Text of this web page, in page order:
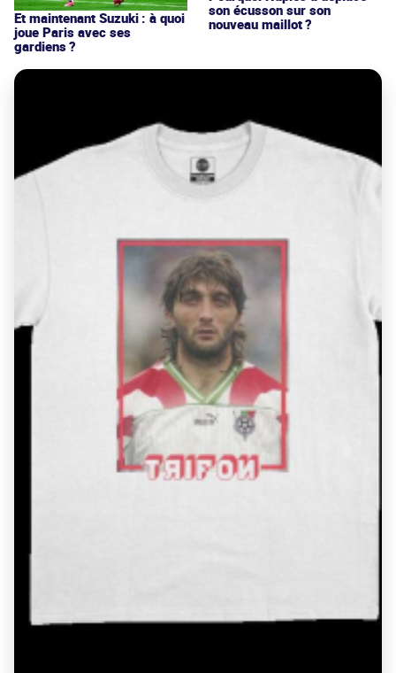
Et maintenant Suzuki : à quoi
joue Paris avec ses
gardiens ?
son écusson sur son
nouveau maillot ?